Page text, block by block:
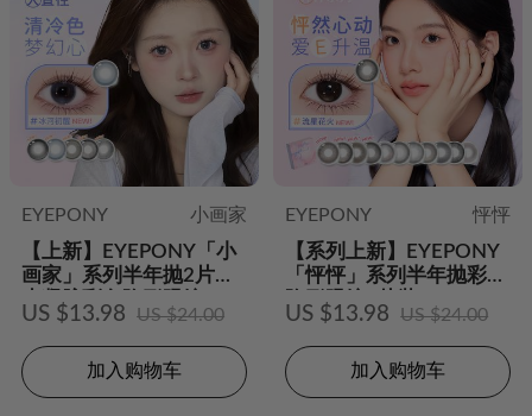
EYEPONY
小画家
【上新】EYEPONY「小
画家」系列半年抛2片装
水凝胶彩色隐形眼镜
US $13.98 US $24.00
加入购物车
EYEPONY
怦怦
【系列上新】EYEPONY
「怦怦」系列半年抛彩色
隐形眼镜2片装
US $13.98 US $24.00
加入购物车